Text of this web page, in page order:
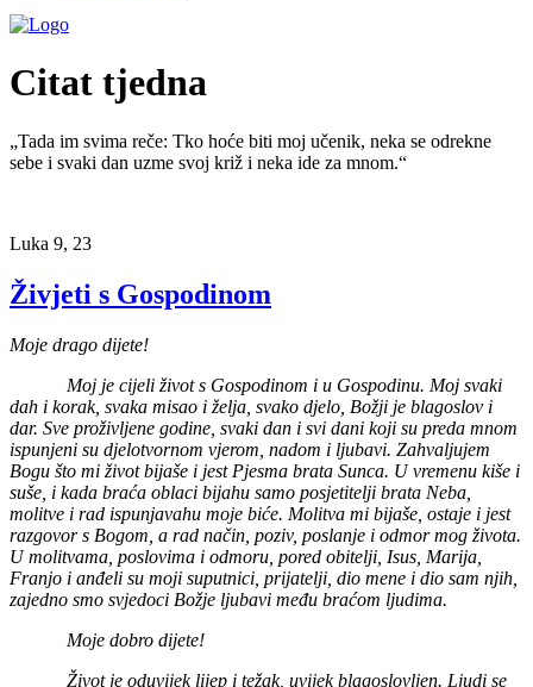
Citat tjedna
„Tada im svima reče: Tko hoće biti moj učenik, neka se odrekne
sebe i svaki dan uzme svoj križ i neka ide za mnom.“
Luka 9, 23
Živjeti s Gospodinom
Moje drago dijete!
Moj je cijeli život s Gospodinom i u Gospodinu. Moj svaki
dah i korak, svaka misao i želja, svako djelo, Božji je blagoslov i
dar. Sve proživljene godine, svaki dan i svi dani koji su preda mnom
ispunjeni su djelotvornom vjerom, nadom i ljubavi. Zahvaljujem
Bogu što mi život bijaše i jest Pjesma brata Sunca. U vremenu kiše i
suše, i kada braća oblaci bijahu samo posjetitelji brata Neba,
molitve i rad ispunjavahu moje biće. Molitva mi bijaše, ostaje i jest
razgovor s Bogom, a rad način, poziv, poslanje i odmor mog života.
U molitvama, poslovima i odmoru, pored obitelji, Isus, Marija,
Franjo i anđeli su moji suputnici, prijatelji, dio mene i dio sam njih,
zajedno smo svjedoci Božje ljubavi među braćom ljudima.
Moje dobro dijete!
Život je oduvijek lijep i težak, uvijek blagoslovljen. Ljudi se